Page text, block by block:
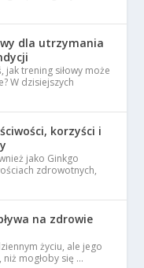
dla utrzymania
jak trening siłowy może
W dzisiejszych
korzyści i
jako Ginkgo
zdrowotnych,
na zdrowie
życiu, ale jego
niż mogłoby się …